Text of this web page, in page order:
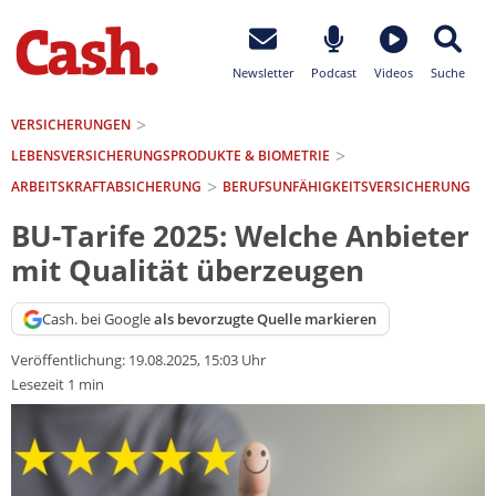
Newsletter Podcast Videos Suche
VERSICHERUNGEN
LEBENSVERSICHERUNGS­PRODUKTE & BIOMETRIE
ARBEITSKRAFTABSICHERUNG
BERUFSUNFÄHIGKEITSVERSICHERUNG
BU-Tarife 2025: Welche Anbieter
mit Qualität überzeugen
Cash. bei Googleals bevorzugte Quelle markieren
Veröffentlichung: 19.08.2025, 15:03 Uhr
Lesezeit 1 min